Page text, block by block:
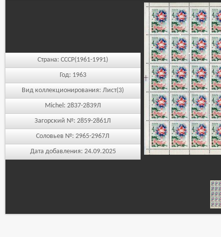
Страна:СССР(1961-1991)
Год: 1963
Вид коллекционирования:Лист(3)
Michel: 2837-2839Л
Загорский №:2859-2861Л
Соловьев №:2965-2967Л
Дата добавления: 24.09.2025